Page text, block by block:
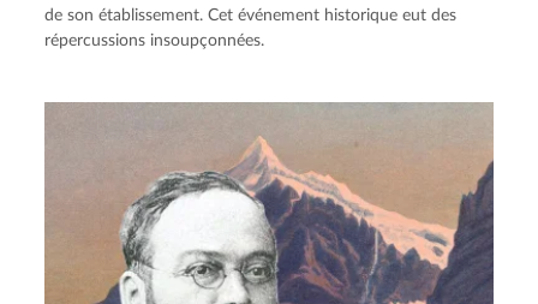
de son établissement. Cet événement historique eut des
répercussions insoupçonnées.